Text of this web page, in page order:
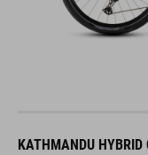
KATHMANDU HYBRID